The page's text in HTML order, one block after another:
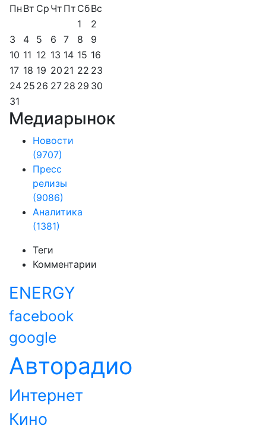
Пн Вт Ср Чт Пт СбВс
1
2
3
4 5 6 7 8
9
10 11 12 13 14 15 16
17 18 19 20 21 22 23
24 25 26 27 28 29 30
31
Медиарынок
Новости
(9707)
Пресс
релизы
(9086)
Аналитика
(1381)
Теги
Комментарии
ENERGY
facebook
google
Авторадио
Интернет
Кино